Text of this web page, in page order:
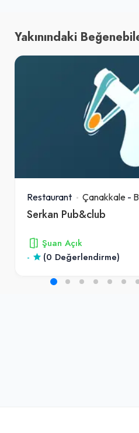
Yakınındaki
Restaurant Çanakkale -
Serkan Pub&club
Şuan Açık
-
(0 Değerlendirme)